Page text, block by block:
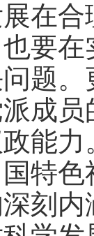
在
要
题
成
能
特
刻